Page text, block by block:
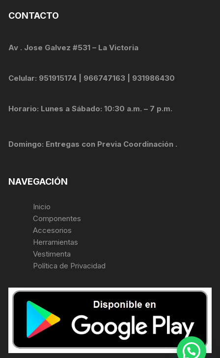
CONTACTO
Av . Jose Galvez #531 – La Victoria
Celular: 951915174 | 966747163 | 931986430
Horario: Lunes a Sábado: 10:30 a.m. – 7 p.m.
Domingo: Entregas con Previa Coordinación .
NAVEGACIÓN
Inicio
Componentes
Accesorios
Herramientas
Vestimenta
Política de Privacidad